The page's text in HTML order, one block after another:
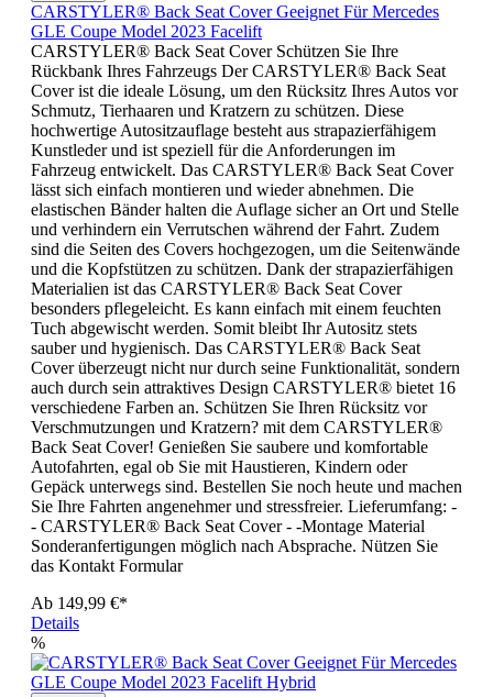
CARSTYLER® Back Seat Cover Geeignet Für Mercedes
GLE Coupe Model 2023 Facelift
CARSTYLER® Back Seat Cover Schützen Sie Ihre
Rückbank Ihres Fahrzeugs Der CARSTYLER® Back Seat
Cover ist die ideale Lösung, um den Rücksitz Ihres Autos vor
Schmutz, Tierhaaren und Kratzern zu schützen. Diese
hochwertige Autositzauflage besteht aus strapazierfähigem
Kunstleder und ist speziell für die Anforderungen im
Fahrzeug entwickelt. Das CARSTYLER® Back Seat Cover
lässt sich einfach montieren und wieder abnehmen. Die
elastischen Bänder halten die Auflage sicher an Ort und Stelle
und verhindern ein Verrutschen während der Fahrt. Zudem
sind die Seiten des Covers hochgezogen, um die Seitenwände
und die Kopfstützen zu schützen. Dank der strapazierfähigen
Materialien ist das CARSTYLER® Back Seat Cover
besonders pflegeleicht. Es kann einfach mit einem feuchten
Tuch abgewischt werden. Somit bleibt Ihr Autositz stets
sauber und hygienisch. Das CARSTYLER® Back Seat
Cover überzeugt nicht nur durch seine Funktionalität, sondern
auch durch sein attraktives Design CARSTYLER® bietet 16
verschiedene Farben an. Schützen Sie Ihren Rücksitz vor
Verschmutzungen und Kratzern? mit dem CARSTYLER®
Back Seat Cover! Genießen Sie saubere und komfortable
Autofahrten, egal ob Sie mit Haustieren, Kindern oder
Gepäck unterwegs sind. Bestellen Sie noch heute und machen
Sie Ihre Fahrten angenehmer und stressfreier. Lieferumfang: -
- CARSTYLER® Back Seat Cover - -Montage Material
Sonderanfertigungen möglich nach Absprache. Nützen Sie
das Kontakt Formular
Ab 149,99 €*
Details
%